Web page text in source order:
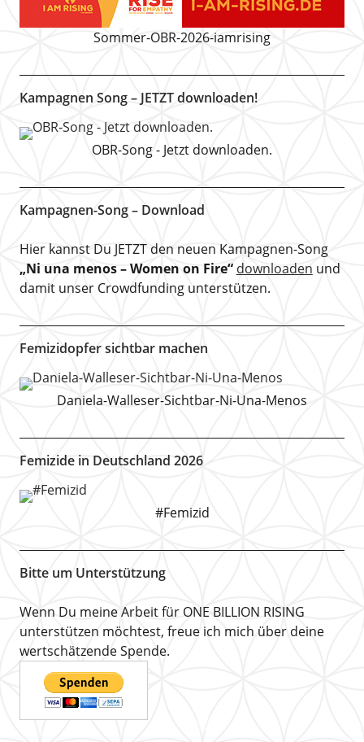
Sommer-OBR-2026-iamrising
Kampagnen Song – JETZT downloaden!
OBR-Song - Jetzt downloaden.
Kampagnen-Song – Download
Hier kannst Du JETZT den neuen Kampagnen-Song
„Ni una menos – Women on Fire“ downloaden und
damit unser Crowdfunding unterstützen.
Femizidopfer sichtbar machen
Daniela-Walleser-Sichtbar-Ni-Una-Menos
Femizide in Deutschland 2026
#Femizid
Bitte um Unterstützung
Wenn Du meine Arbeit für ONE BILLION RISING
unterstützen möchtest, freue ich mich über deine
wertschätzende Spende.